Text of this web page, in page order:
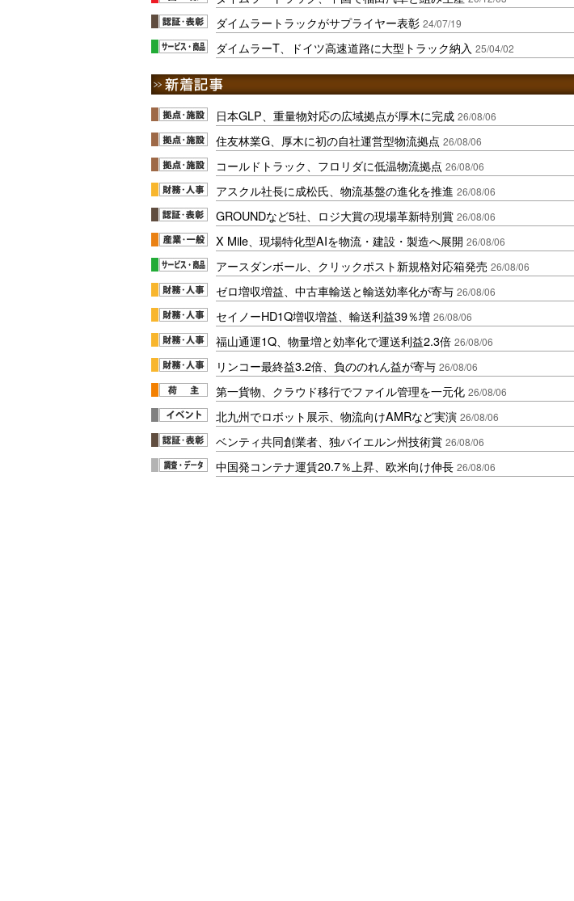
ダイムラートラックがサプライヤー表彰 24/07/19
ダイムラーT、ドイツ高速道路に大型トラック納入 25/04/02
日本GLP、重量物対応の広域拠点が厚木に完成 26/08/06
住友林業G、厚木に初の自社運営型物流拠点 26/08/06
コールドトラック、フロリダに低温物流拠点 26/08/06
アスクル社長に成松氏、物流基盤の進化を推進 26/08/06
GROUNDなど5社、ロジ大賞の現場革新特別賞 26/08/06
X Mile、現場特化型AIを物流・建設・製造へ展開 26/08/06
アースダンボール、クリックポスト新規格対応箱発売 26/08/06
ゼロ増収増益、中古車輸送と輸送効率化が寄与 26/08/06
セイノーHD1Q増収増益、輸送利益39％増 26/08/06
福山通運1Q、物量増と効率化で運送利益2.3倍 26/08/06
リンコー最終益3.2倍、負ののれん益が寄与 26/08/06
第一貨物、クラウド移行でファイル管理を一元化 26/08/06
北九州でロボット展示、物流向けAMRなど実演 26/08/06
ベンティ共同創業者、独バイエルン州技術賞 26/08/06
中国発コンテナ運賃20.7％上昇、欧米向け伸長 26/08/06